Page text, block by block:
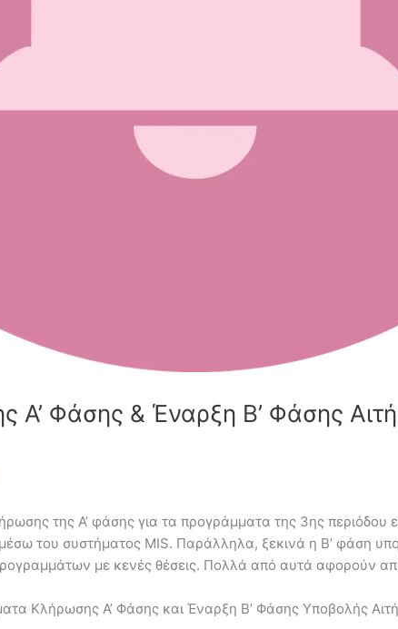
Α’ Φάσης & Έναρξη Β’ Φάσης
της Α’ φάσης για τα προγράμματα της 3ης περιόδου
του συστήματος MIS. Παράλληλα, ξεκινά η Β’ φάση
με κενές θέσεις. Πολλά από αυτά αφορούν
Κλήρωσης Α’ Φάσης και Έναρξη Β’ Φάσης Υποβολής